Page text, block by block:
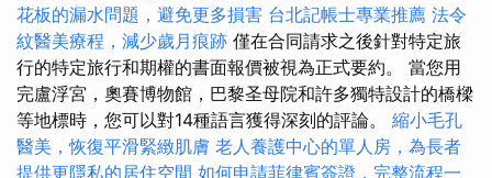
花板的漏水問題，避免更多損害 台北記帳士專業推薦 法令
紋醫美療程，減少歲月痕跡 僅在合同請求之後針對特定旅
行的特定旅行和期權的書面報價被視為正式要約。 當您用
完盧浮宮，奧賽博物館，巴黎圣母院和許多獨特設計的橋樑
等地標時，您可以對14種語言獲得深刻的評論。 縮小毛孔
醫美，恢復平滑緊緻肌膚 老人養護中心的單人房，為長者
提供更隱私的居住空間 如何申請菲律賓簽證，完整流程一